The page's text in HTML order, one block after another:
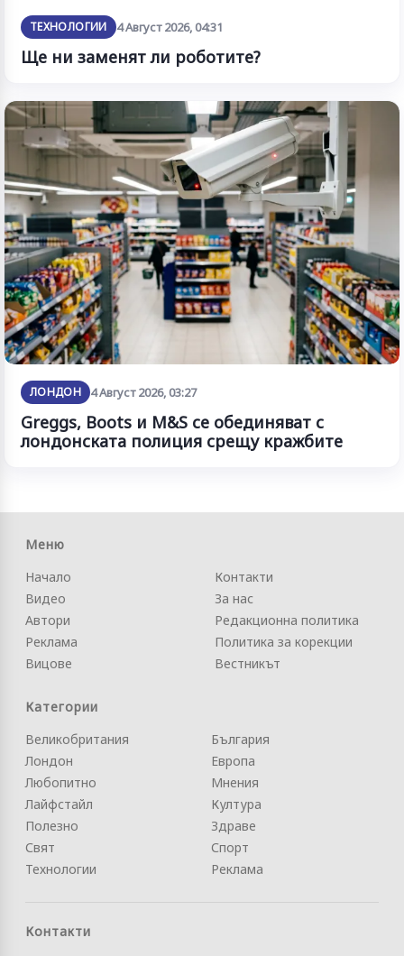
ТЕХНОЛОГИИ 4 Август 2026, 04:31
Ще ни заменят ли роботите?
ЛОНДОН 4 Август 2026, 03:27
Greggs, Boots и M&S се обединяват с
лондонската полиция срещу кражбите
Меню
Начало
Видео
Автори
Реклама
Вицове
Контакти
За нас
Редакционна политика
Политика за корекции
Вестникът
Категории
Великобритания
Лондон
Любопитно
Лайфстайл
Полезно
Свят
Технологии
България
Европа
Мнения
Култура
Здраве
Спорт
Реклама
Контакти